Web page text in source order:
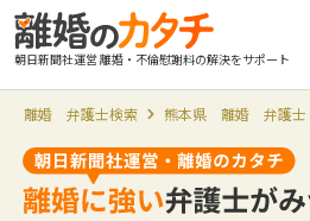
朝日新聞社運営 離婚・不倫慰謝料の解決をサポート
離婚 弁護士検索 熊本県 離婚 弁護士